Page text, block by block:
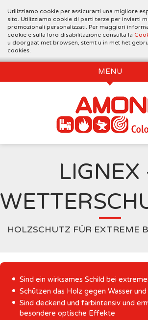
Utilizziamo cookie per assicurarti una migliore
sito. Utilizziamo cookie di parti terze per inviarti
promozionali personalizzati. Per maggiori
cookie e sulla loro disabilitazione consulta la
u doorgaat met browsen, stemt u in met het
cookies.
MENU
LIGNEX
HOLZSCHUTZ FÜR EXTREME
Sind ein wirksames Schild bei
Schützen das Holz gegen Wasser
Sind deckend und farbintensiv und
besondere optische Effekte